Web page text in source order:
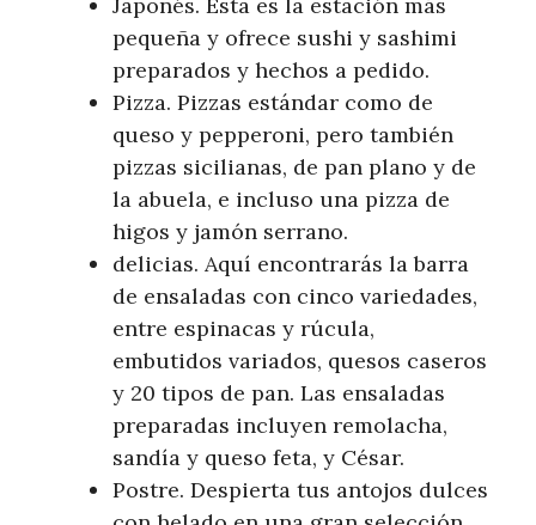
Japonés. Esta es la estación más
pequeña y ofrece sushi y sashimi
preparados y hechos a pedido.
Pizza. Pizzas estándar como de
queso y pepperoni, pero también
pizzas sicilianas, de pan plano y de
la abuela, e incluso una pizza de
higos y jamón serrano.
delicias. Aquí encontrarás la barra
de ensaladas con cinco variedades,
entre espinacas y rúcula,
embutidos variados, quesos caseros
y 20 tipos de pan. Las ensaladas
preparadas incluyen remolacha,
sandía y queso feta, y César.
Postre. Despierta tus antojos dulces